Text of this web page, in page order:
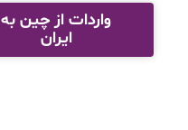
واردات از چین به
ایران